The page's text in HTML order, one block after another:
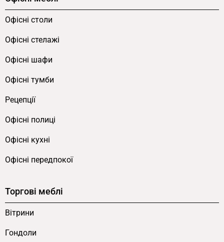
Офісні столи
Офісні стелажі
Офісні шафи
Офісні тумби
Рецепції
Офісні полиці
Офісні кухні
Офісні передпокої
Торгові меблі
Вітрини
Гондоли